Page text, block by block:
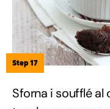
Step 17
Sforna i soufflé